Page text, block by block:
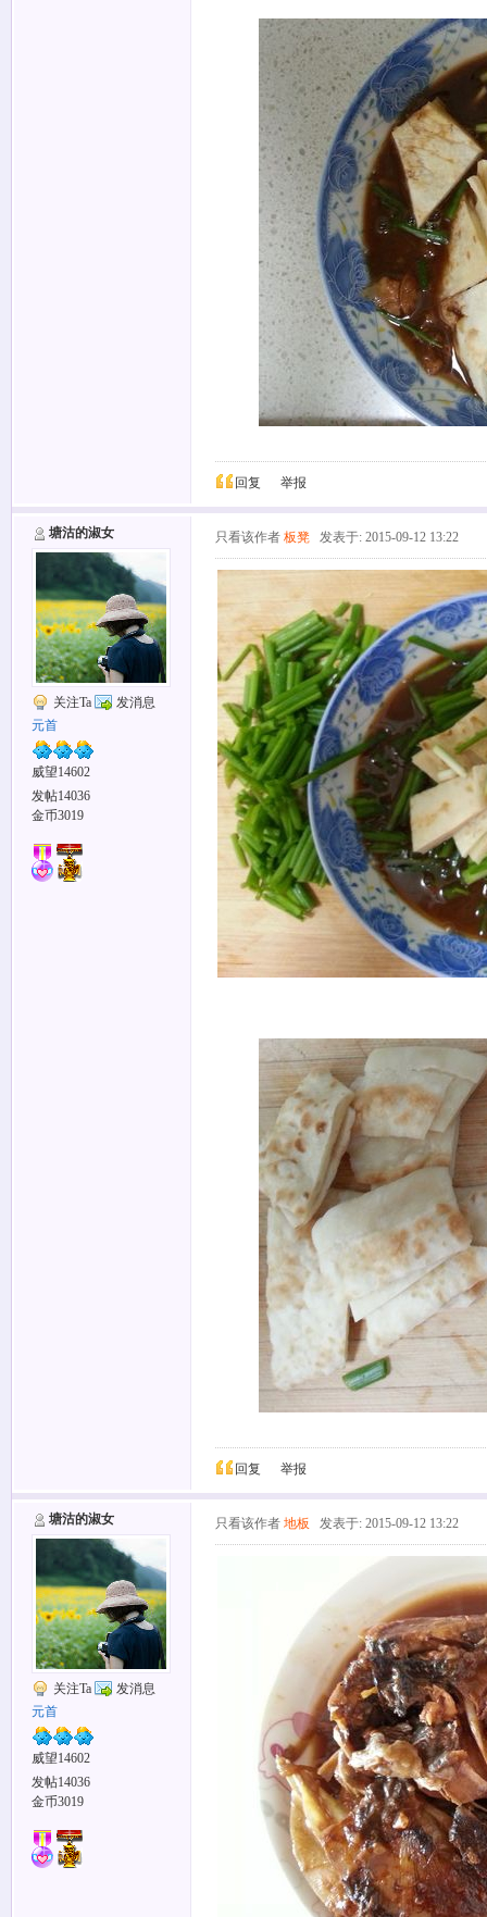
回复 举报
塘沽的淑女
关注Ta
发消息
元首
威望14602
发帖14036
金币3019
只看该作者 板凳 发表于: 2015-09-12 13:22
回复 举报
塘沽的淑女
关注Ta
发消息
元首
威望14602
发帖14036
金币3019
只看该作者 地板 发表于: 2015-09-12 13:22